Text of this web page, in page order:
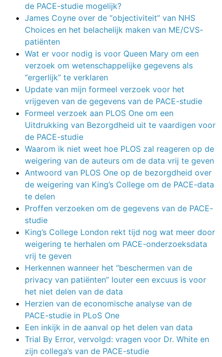
de PACE-studie mogelijk?
James Coyne over de “objectiviteit” van NHS
Choices en het belachelijk maken van ME/CVS-
patiënten
Wat er voor nodig is voor Queen Mary om een
verzoek om wetenschappelijke gegevens als
“ergerlijk” te verklaren
Update van mijn formeel verzoek voor het
vrijgeven van de gegevens van de PACE-studie
Formeel verzoek aan PLOS One om een
Uitdrukking van Bezorgdheid uit te vaardigen voor
de PACE-studie
Waarom ik niet weet hoe PLOS zal reageren op de
weigering van de auteurs om de data vrij te geven
Antwoord van PLOS One op de bezorgdheid over
de weigering van King’s College om de PACE-data
te delen
Proffen verzoeken om de gegevens van de PACE-
studie
King’s College London rekt tijd nog wat meer door
weigering te herhalen om PACE-onderzoeksdata
vrij te geven
Herkennen wanneer het “beschermen van de
privacy van patiënten” louter een excuus is voor
het niet delen van de data
Herzien van de economische analyse van de
PACE-studie in PLoS One
Een inkijk in de aanval op het delen van data
Trial By Error, vervolgd: vragen voor Dr. White en
zijn collega’s van de PACE-studie